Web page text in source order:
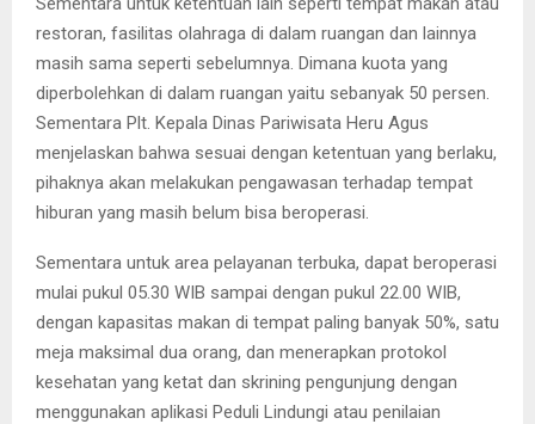
restoran, fasilitas olahraga di dalam ruangan dan lainnya
masih sama seperti sebelumnya. Dimana kuota yang
diperbolehkan di dalam ruangan yaitu sebanyak 50 persen.
Sementara Plt. Kepala Dinas Pariwisata Heru Agus
menjelaskan bahwa sesuai dengan ketentuan yang berlaku,
pihaknya akan melakukan pengawasan terhadap tempat
hiburan yang masih belum bisa beroperasi.
Sementara untuk area pelayanan terbuka, dapat beroperasi
mulai pukul 05.30 WIB sampai dengan pukul 22.00 WIB,
dengan kapasitas makan di tempat paling banyak 50%, satu
meja maksimal dua orang, dan menerapkan protokol
kesehatan yang ketat dan skrining pengunjung dengan
menggunakan aplikasi Peduli Lindungi atau penilaian